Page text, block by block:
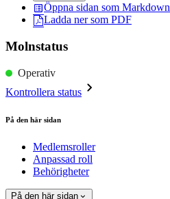
Öppna sidan som Markdown
Ladda ner som PDF
Molnstatus
Operativ
Kontrollera status
På den här sidan
Medlemsroller
Anpassad roll
Behörigheter
På den här sidan